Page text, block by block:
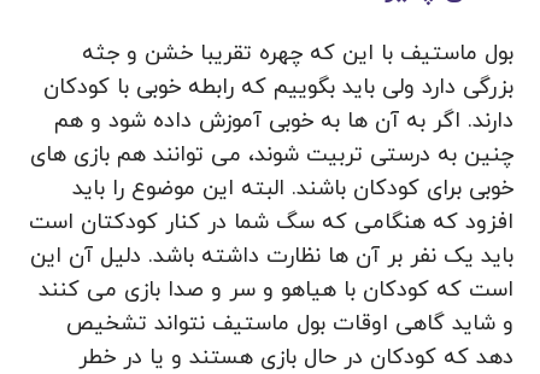
بول ماستیف با این که چهره تقریبا خشن و جثه
بزرگی دارد ولی باید بگوییم که رابطه خوبی با کودکان
دارند. اگر به آن ها به خوبی آموزش داده شود و هم
چنین به درستی تربیت شوند، می توانند هم بازی های
خوبی برای کودکان باشند. البته این موضوع را باید
افزود که هنگامی که سگ شما در کنار کودکتان است
باید یک نفر بر آن ها نظارت داشته باشد. دلیل آن این
است که کودکان با هیاهو و سر و صدا بازی می کنند
و شاید گاهی اوقات بول ماستیف نتواند تشخیص
دهد که کودکان در حال بازی هستند و یا در خطر